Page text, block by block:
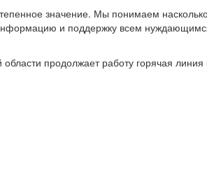
значение. Мы понимаем
и поддержку всем
продолжает работу горячая